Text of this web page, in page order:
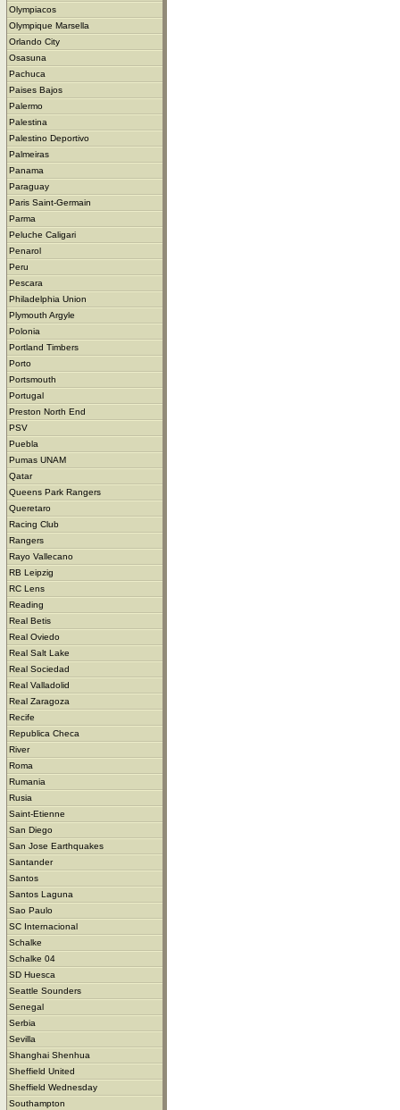
Olympiacos
Olympique Marsella
Orlando City
Osasuna
Pachuca
Paises Bajos
Palermo
Palestina
Palestino Deportivo
Palmeiras
Panama
Paraguay
Paris Saint-Germain
Parma
Peluche Caligari
Penarol
Peru
Pescara
Philadelphia Union
Plymouth Argyle
Polonia
Portland Timbers
Porto
Portsmouth
Portugal
Preston North End
PSV
Puebla
Pumas UNAM
Qatar
Queens Park Rangers
Queretaro
Racing Club
Rangers
Rayo Vallecano
RB Leipzig
RC Lens
Reading
Real Betis
Real Oviedo
Real Salt Lake
Real Sociedad
Real Valladolid
Real Zaragoza
Recife
Republica Checa
River
Roma
Rumania
Rusia
Saint-Etienne
San Diego
San Jose Earthquakes
Santander
Santos
Santos Laguna
Sao Paulo
SC Internacional
Schalke
Schalke 04
SD Huesca
Seattle Sounders
Senegal
Serbia
Sevilla
Shanghai Shenhua
Sheffield United
Sheffield Wednesday
Southampton